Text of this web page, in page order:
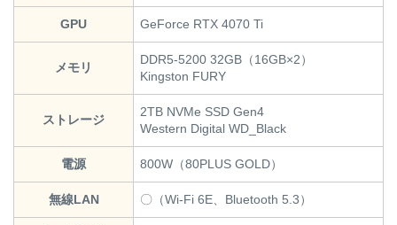
GPU GeForce RTX 4070 Ti
メモリ
DDR5-5200 32GB（16GB×2）
Kingston FURY
ストレージ
2TB NVMe SSD Gen4
Western Digital WD_Black
電源 800W（80PLUS GOLD）
無線LAN 〇（Wi-Fi 6E、Bluetooth 5.3）